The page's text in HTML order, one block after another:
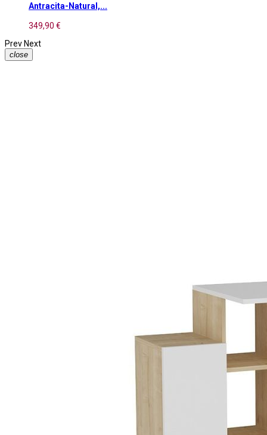
Antracita-Natural,...
349,90 €
Prev Next
close